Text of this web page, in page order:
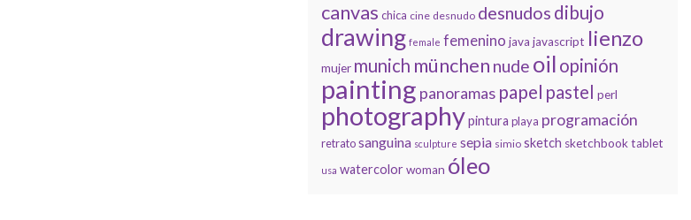
canvas chica cine desnudo desnudos dibujo
drawing female femenino java javascript lienzo
mujer munich münchen nude oil opinión
painting panoramas papel pastel perl
photographypintura playa programación
retratosanguina sculpture sepia simio sketch sketchbooktablet
usa watercolorwoman óleo